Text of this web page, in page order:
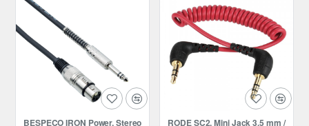
BESPECO IRON Power, Stereo
RODE SC2, Mini Jack 3.5 mm /